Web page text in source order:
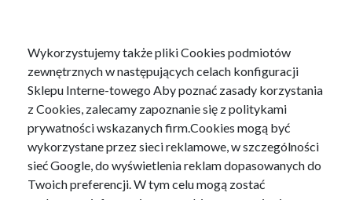
Wykorzystujemy także pliki Cookies podmiotów
zewnętrznych w następujących celach konfiguracji
Sklepu Interne-towego Aby poznać zasady korzystania
z Cookies, zalecamy zapoznanie się z politykami
prywatności wskazanych firm.Cookies mogą być
wykorzystane przez sieci reklamowe, w szczególności
sieć Google, do wyświetlenia reklam dopasowanych do
Twoich preferencji. W tym celu mogą zostać